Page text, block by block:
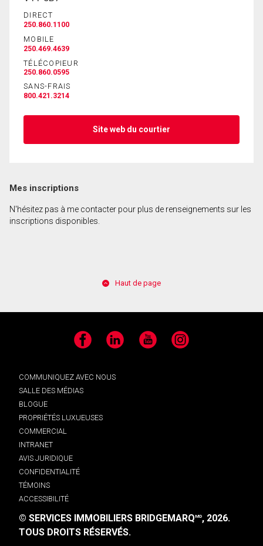
DIRECT
250.860.1100
MOBILE
250.469.4639
TÉLÉCOPIEUR
250.860.0595
SANS-FRAIS
800.421.3214
Site web du courtier
Mes inscriptions
N'hésitez pas à me contacter pour plus de renseignements sur les
inscriptions disponibles.
Haut de page
Facebook LinkedIn YouTube Instagram
COMMUNIQUEZ AVEC NOUS
SALLE DES MÉDIAS
BLOGUE
PROPRIÉTÉS LUXUEUSES
COMMERCIAL
INTRANET
AVIS JURIDIQUE
CONFIDENTIALITÉ
TÉMOINS
ACCESSIBILITÉ
© SERVICES IMMOBILIERS BRIDGEMARQMD, 2026.
TOUS DROITS RÉSERVÉS.